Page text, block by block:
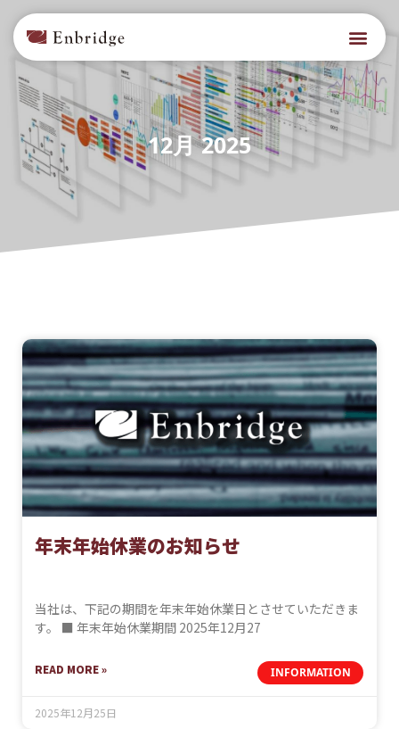
12月 2025
INFORMATION
年末年始休業のお知らせ
当社は、下記の期間を年末年始休業日とさせていただきま
す。 ■ 年末年始休業期間 2025年12月27
READ MORE »
2025年12月25日